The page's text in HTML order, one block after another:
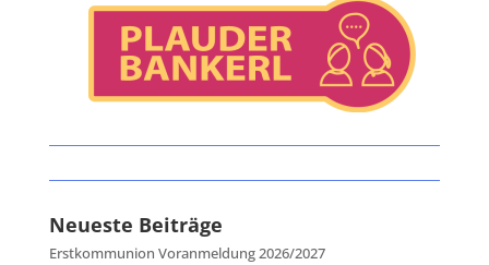
Neueste Beiträge
Erstkommunion Voranmeldung 2026/2027